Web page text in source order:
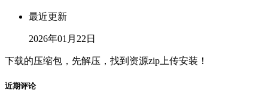
最近更新
2026年01月22日
下载的压缩包，先解压，找到资源zip上传安装！
近期评论